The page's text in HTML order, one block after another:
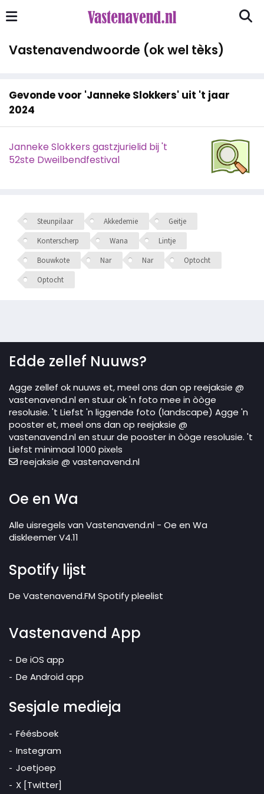
Vastenavendwoorde (ok wel tèks)
Gevonde voor 'Janneke Slokkers' uit 't jaar
2024
Janneke Slokkers gastzjurielid bij 't
52ste Dweilbendfestival
Steunpilaar Akkedemie
Geitje
Konterscherp
Wana
Lintje
Bouwkote
Nar Nar
Optocht
Optocht
Edde zellef Nuuws?
Agge zellef ok nuuws et, meel ons dan op reejaksie @
vastenavend.nl en stuur ok 'n foto mee in òòge
resolusie. 't Liefst 'n liggende foto (landscape) Agge 'n
pooster et, meel ons dan op reejaksie @
vastenavend.nl en stuur de pooster in òòge resolusie. 't
Liefst minimaal 1000 pixels
reejaksie @ vastenavend.nl
Oe en Wa
Alle uisregels van Vastenavend.nl - Oe en Wa
diskleemer V4.11
Spotify lijst
De Vastenavend.FM Spotify pleelist
Vastenavend App
De iOS app
De Android app
Sesjale medieja
Féésboek
Instegram
Joetjoep
X [Twitter]